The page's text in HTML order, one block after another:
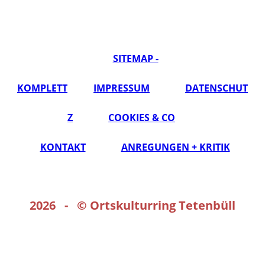
SITEMAP -
KOMPLETT IMPRESSUM DATENSCHUT
Z COOKIES & CO
KONTAKT ANREGUNGEN + KRITIK
2026 - © Ortskulturring Tetenbüll